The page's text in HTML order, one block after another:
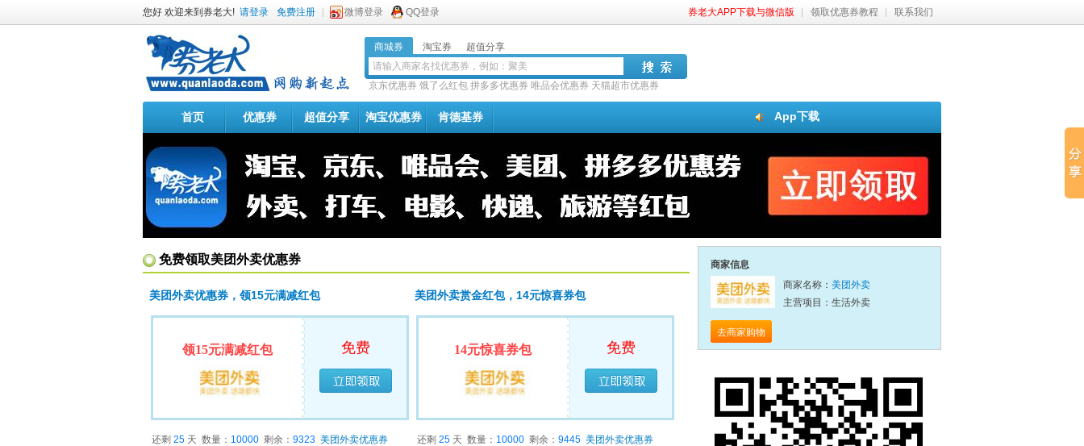
您好 欢迎来到券老大! 请登录 免费注册 微博登录 QQ登录 券老大APP下载与微信版 领取优惠券教程 联系我们
商城券 淘宝券 超值分享
京东优惠券 饿了么红包 拼多多优惠券 唯品会优惠券 天猫超市优惠券
App下载
首页 优惠券 超值分享 淘宝优惠券 肯德基券
免费领取美团外卖优惠券
美团外卖优惠券，领15元满减红包
领15元满减红包 免费
已经领完
还剩 25 天 数量： 10000 剩余： 9323 美团外卖优惠券
美团外卖赏金红包，14元惊喜券包
14元惊喜券包 免费
已经领完
还剩 25 天 数量： 10000 剩余： 9445 美团外卖优惠券
商家信息
商家名称： 美团外卖
主营项目：生活外卖
去商家购物